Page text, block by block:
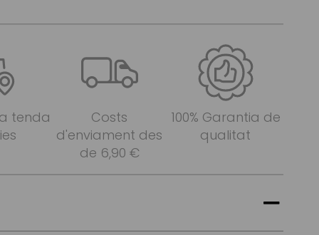
tenda
Costs
d'enviament des
de 6,90 €
100% Garantia de
qualitat